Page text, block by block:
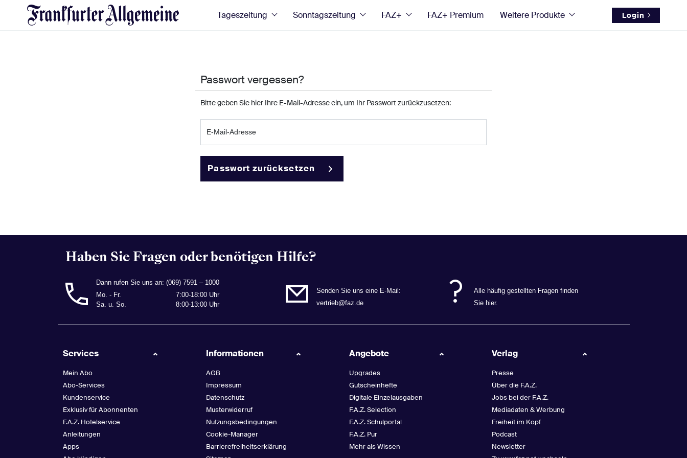
Tageszeitung Sonntagszeitung FAZ+ FAZ+ Premium Weitere Produkte Login
Passwort vergessen?
Bitte geben Sie hier Ihre E-Mail-Adresse ein, um Ihr Passwort zurückzusetzen:
E-Mail-Adresse
Passwort zurücksetzen
Haben Sie Fragen oder benötigen Hilfe?
Dann rufen Sie uns an: (069) 7591 – 1000
Mo. - Fr.
7:00-18:00 Uhr
Sa. u. So.
8:00-13:00 Uhr
Senden Sie uns eine E-Mail:
vertrieb@faz.de
Alle häufig gestellten Fragen finden
Sie hier.
Services
Mein Abo
Abo-Services
Kundenservice
Exklusiv für Abonnenten
F.A.Z. Hotelservice
Anleitungen
Apps
Informationen
AGB
Impressum
Datenschutz
Musterwiderruf
Nutzungsbedingungen
Cookie-Manager
Barrierefreiheitserklärung
Angebote
Upgrades
Gutscheinhefte
Digitale Einzelausgaben
F.A.Z. Selection
F.A.Z. Schulportal
F.A.Z. Pur
Mehr als Wissen
Verlag
Presse
Über die F.A.Z.
Jobs bei der F.A.Z.
Mediadaten & Werbung
Freiheit im Kopf
Podcast
Newsletter